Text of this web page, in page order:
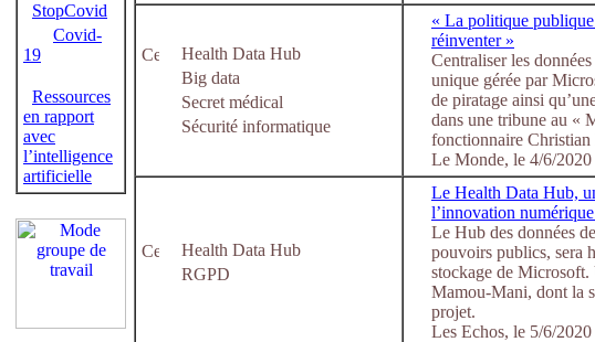
StopCovid
Covid-
19
Ressources
en rapport
avec
l’intelligence
artificielle
Health Data Hub
Big data
Secret médical
Sécurité informatique
« La politique publique
réinventer »
Centraliser les
unique gérée par
de piratage ainsi
dans une tribune au «
fonctionnaire Christian
Le Monde, le 4/6/2020
Health Data Hub
RGPD
Le Health Data Hub,
l’innovation
Le Hub des données
pouvoirs publics, sera
stockage de
Mamou-Mani, dont la
projet.
Les Echos, le 5/6/2020